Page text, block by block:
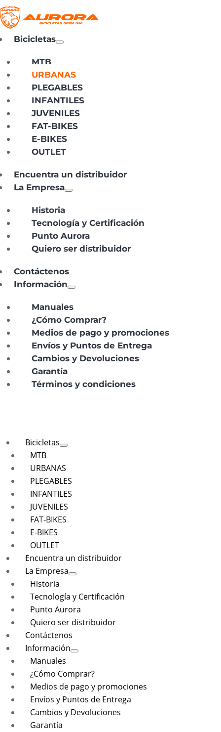
Bicicletas
MTB
URBANAS
PLEGABLES
INFANTILES
JUVENILES
FAT-BIKES
E-BIKES
OUTLET
Encuentra un distribuidor
La Empresa
Historia
Tecnología y Certificación
Punto Aurora
Quiero ser distribuidor
Contáctenos
Información
Manuales
¿Cómo Comprar?
Medios de pago y promociones
Envíos y Puntos de Entrega
Cambios y Devoluciones
Garantía
Términos y condiciones
Bicicletas
MTB
URBANAS
PLEGABLES
INFANTILES
JUVENILES
FAT-BIKES
E-BIKES
OUTLET
Encuentra un distribuidor
La Empresa
Historia
Tecnología y Certificación
Punto Aurora
Quiero ser distribuidor
Contáctenos
Información
Manuales
¿Cómo Comprar?
Medios de pago y promociones
Envíos y Puntos de Entrega
Cambios y Devoluciones
Garantía